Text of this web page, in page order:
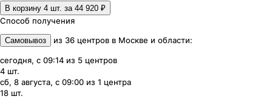
В корзину 4 шт. за 44 920 ₽
Способ получения
Самовывоз из 36 центров в Москве и области:
сегодня, с 09:14 из 5 центров
4 шт.
сб, 8 августа, с 09:00 из 1 центра
18 шт.